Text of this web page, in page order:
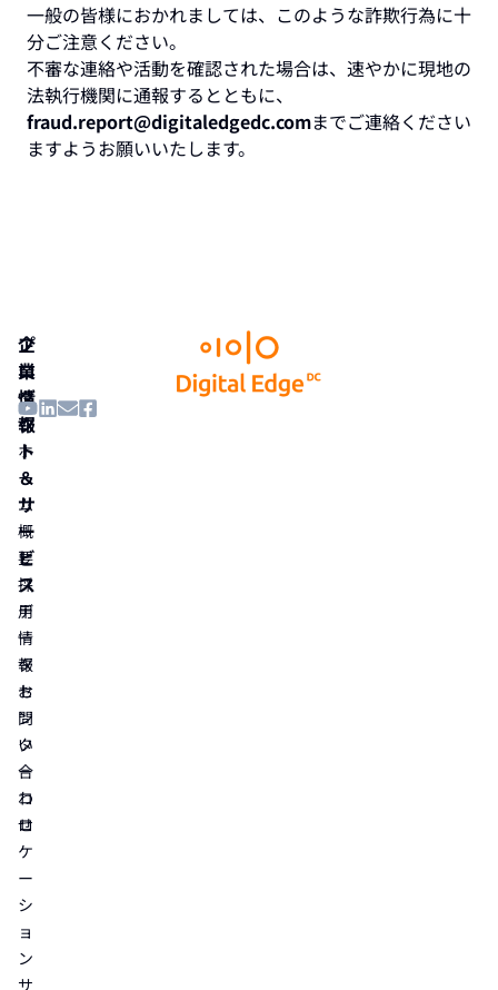
一般の皆様におかれましては、このような詐欺行為に十
分ご注意ください。
不審な連絡や活動を確認された場合は、速やかに現地の
法執行機関に通報するとともに、
fraud.report@digitaledgedc.comまでご連絡ください
ますようお願いいたします。
企
業
情
報
ホ
ー
ム
概
要
採
用
情
報
お
問
い
合
わ
せ
プ
ロ
ダ
ク
ト
＆
サ
ー
ビ
ス
デ
ー
タ
セ
ン
タ
ー
コ
ロ
ケ
ー
シ
ョ
ン
サ